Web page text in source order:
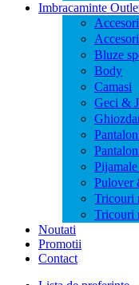
Imbracaminte
Bluze
Body
Camasi
Geci &
Pulover
Tricouri
Tricouri
Noutati
Promotii
Contact